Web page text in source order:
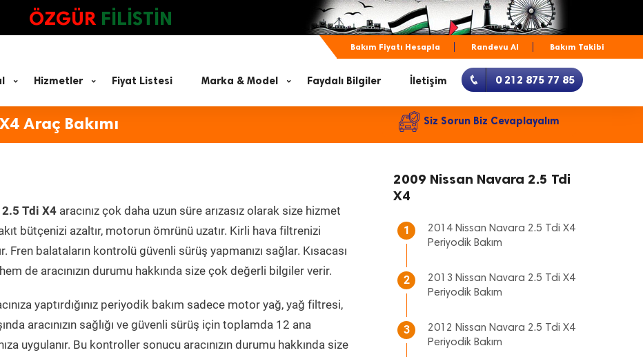
ÖZGÜR FİLİSTİN
Bakım Fiyatı Hesapla Randevu Al Bakım Takibi
Hizmetler Fiyat Listesi Marka & Model Faydalı Bilgiler İletişim 0 212 875 77 85
Araç Bakımı Siz Sorun Biz Cevaplayalım
Tdi X4 aracınız çok daha uzun süre arızasız olarak size hizmet
bütçenizi azaltır, motorun ömrünü uzatır. Kirli hava filtrenizi
Fren balataların kontrolü güvenli sürüş yapmanızı sağlar. Kısacası
de aracınızın durumu hakkında size çok değerli bilgiler verir.
yaptırdığınız periyodik bakım sadece motor yağ, yağ filtresi,
aracınızın sağlığı ve güvenli sürüş için toplamda 12 ana
uygulanır. Bu kontroller sonucu aracınızın durumu hakkında size
2009 Nissan Navara 2.5 Tdi
X4
1
2014 Nissan Navara 2.5 Tdi X4
Periyodik Bakım
2
2013 Nissan Navara 2.5 Tdi X4
Periyodik Bakım
3
2012 Nissan Navara 2.5 Tdi X4
Periyodik Bakım